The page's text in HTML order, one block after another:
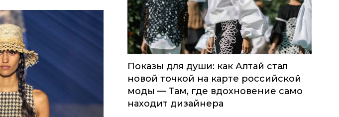
Показы для души: как Алтай стал
новой точкой на карте российской
моды — Там, где вдохновение само
находит дизайнера